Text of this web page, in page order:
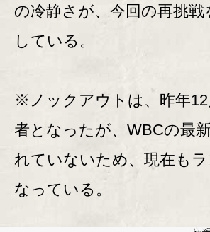
の冷静さが、今回の再挑
している。
※ノックアウトは、昨年
者となったが、WBCの最
れていないため、現在も
なっている。